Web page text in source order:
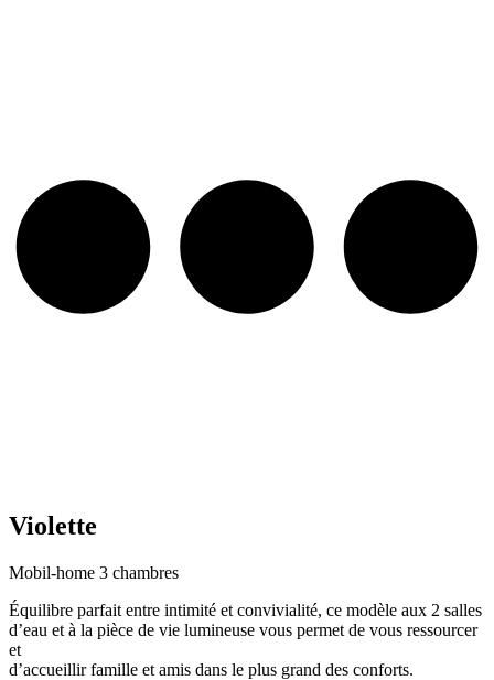
Violette
Mobil-home 3 chambres
Équilibre parfait entre intimité et convivialité, ce modèle aux 2 salles
d’eau et à la pièce de vie lumineuse vous permet de vous ressourcer
et
d’accueillir famille et amis dans le plus grand des conforts.